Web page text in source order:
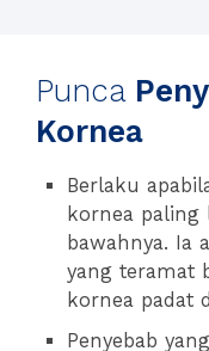
Punca
Kornea
Berlaku
kornea paling
bawahnya. Ia
yang teramat
kornea padat
Penyebab